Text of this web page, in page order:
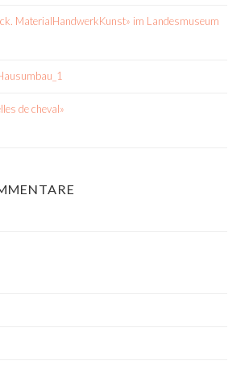
MaterialHandwerkKunst» im Landesmuseum
de cheval»